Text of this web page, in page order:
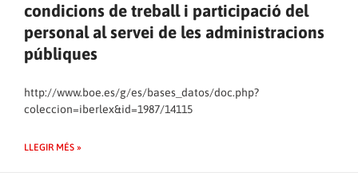
condicions de treball i participació del
personal al servei de les administracions
públiques
http://www.boe.es/g/es/bases_datos/doc.php?
coleccion=iberlex&id=1987/14115
LLEGIR MÉS »